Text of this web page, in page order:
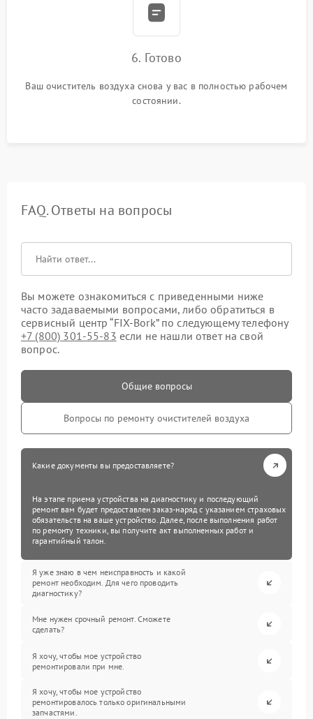
6. Готово
Ваш очиститель воздуха снова у вас в полностью рабочем
состоянии.
FAQ. Ответы на вопросы
Вы можете ознакомиться с приведенными ниже
часто задаваемыми вопросами, либо обратиться в
сервисный центр “FIX-Bork” по следующему телефону
+7 (800) 301-55-83 если не нашли ответ на свой
вопрос.
Общие вопросы
Вопросы по ремонту очистителей воздуха
Какие документы вы предоставляете?
На этапе приема устройства на диагностику и последующий
ремонт вам будет предоставлен заказ-наряд с указанием страховых
обязательств на ваше устройство. Далее, после выполнения работ
по ремонту техники, вы получите акт выполненных работ и
гарантийный талон.
Я уже знаю в чем неисправность и какой
ремонт необходим. Для чего проводить
диагностику?
Мне нужен срочный ремонт. Сможете
сделать?
Я хочу, чтобы мое устройство
ремонтировали при мне.
Я хочу, чтобы мое устройство
ремонтировалось только оригинальными
запчастями.